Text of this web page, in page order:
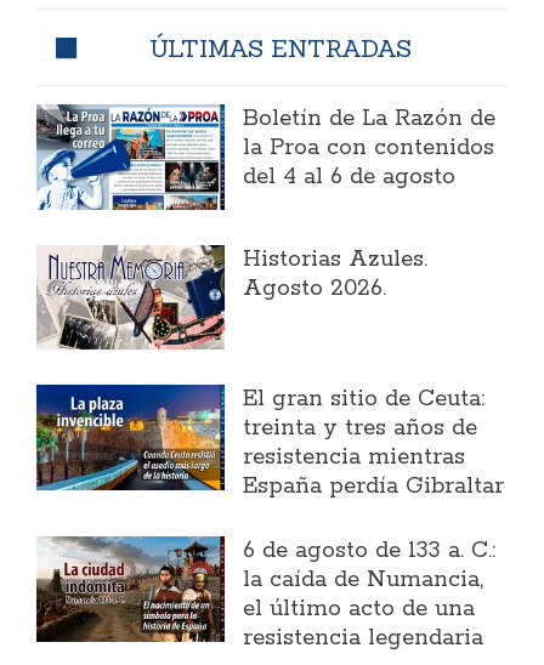
ÚLTIMAS ENTRADAS
Boletín de La Razón de
la Proa con contenidos
del 4 al 6 de agosto
Historias Azules.
Agosto 2026.
El gran sitio de Ceuta:
treinta y tres años de
resistencia mientras
España perdía Gibraltar
6 de agosto de 133 a. C.:
la caída de Numancia,
el último acto de una
resistencia legendaria